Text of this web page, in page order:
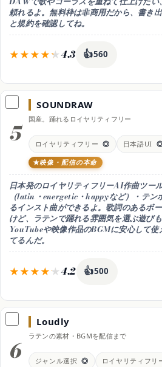
おすすめ用途
コスパよく英語まじりの歌ものを作る
頼れるよ。無料枠は非商用だから、書き
と規約を確認してね。
4.3 👍560
料金
無料 / Pro 月11.99ドル / Studio 月29.99
無料枠
無料でも生成を試せる（生成物は非商用
出し・ステムはPro(月11.99ドル)以上、
Max(月89.99ドル)
商用利用
可（有料プラン）
日本語
△ UIは英語中心
得意なこと
モントゥーノや打楽器・ホーンのラテン
おすすめ用途
モントゥーノや打楽器の音づくりのインス
5
SOUNDRAW
国産。踊れるロイヤリティフリー
ロイヤリティフリー ◎ 日本語UI
映像・配信の本命
日本発のロイヤリティフリーAI作曲ツー
（latin・energetic・happyなど）・テン
るインスト曲ができるよ。歌詞のあるボ
けど、ラテンで踊れる雰囲気を選ぶ遊び
YouTubeや映像作品のBGMに安心して
てるんだ。
4.2 👍500
料金
編集は無料 / Creator 月11.04ドル(年払
無料枠
編集画面でトラックづくりは試せるが、ダ
料。Creator(年払い月11.04ドル)からロイ
6
Loudly
ラテンの素材・BGMを配信まで
ジャンル選択 ◎ ロイヤリティフリ